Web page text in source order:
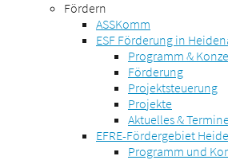
Fördern
ASSKomm
ESF Förderung in
Programm &
Förderung
Projektsteuerung
Projekte
Aktuelles &
EFRE-Fördergebiet
Programm und